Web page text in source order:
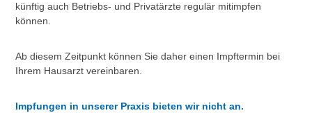
künftig auch Betriebs- und Privatärzte regulär mitimpfen
können.
Ab diesem Zeitpunkt können Sie daher einen Impftermin bei
Ihrem Hausarzt vereinbaren.
Impfungen in unserer Praxis bieten wir nicht an.